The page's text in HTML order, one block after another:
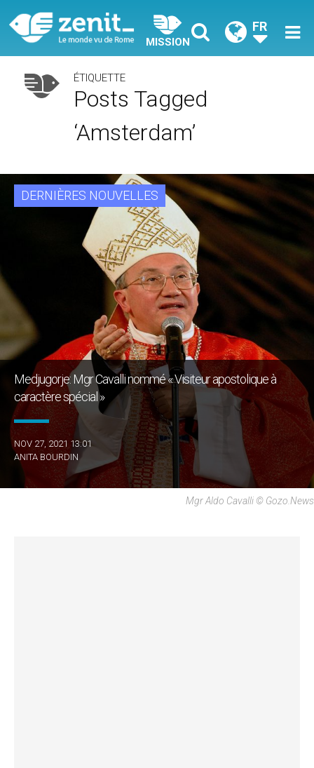
MISSION
FR
ÉTIQUETTE
Posts Tagged
‘Amsterdam’
DERNIÈRES NOUVELLES
Medjugorje: Mgr Cavalli nommé « Visiteur apostolique à
caractère spécial »
NOV 27, 2021 13:01
ANITA BOURDIN
Mgr Aldo Cavalli © Gozo.news